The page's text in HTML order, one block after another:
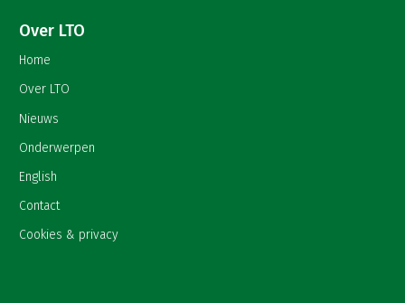
Over LTO
Home
Over LTO
Nieuws
Onderwerpen
English
Contact
Cookies & privacy